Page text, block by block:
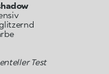
Test